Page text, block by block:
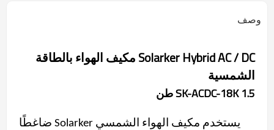
وصف
Solarker Hybrid AC / DC مكيف الهواء بالطاقة
الشمسية
SK-ACDC-18K 1.5 طن
يستخدم مكيف الهواء الشمسي Solarker ضاغطًا